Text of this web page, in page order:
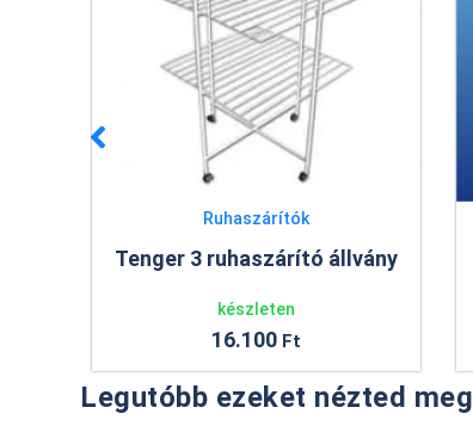
Radiátorszárító
2.766
Legutóbb ezeket nézted meg